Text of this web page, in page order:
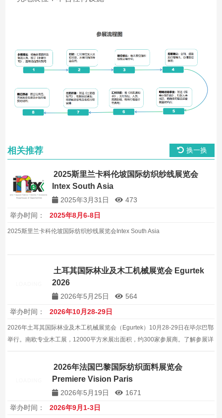
相关推荐 换一换
2025斯里兰卡科伦坡国际纺织纱线展览会
Intex South Asia
2025年3月31日
473
举办时间：
2025年8月6-8日
2025斯里兰卡科伦坡国际纺织纱线展览会Intex South Asia
土耳其国际林业及木工机械展览会 Egurtek
2026
2026年5月25日
564
举办时间：
2026年10月28-29日
2026年土耳其国际林业及木工机械展览会（Egurtek）10月28-29日在毕尔巴鄂
举行。南欧专业木工展，12000平方米展出面积，约300家参展商。了解参展详
情。
2026年法国巴黎国际纺织面料展览会
Premiere Vision Paris
2026年5月19日
1671
举办时间：
2026年9月1-3日